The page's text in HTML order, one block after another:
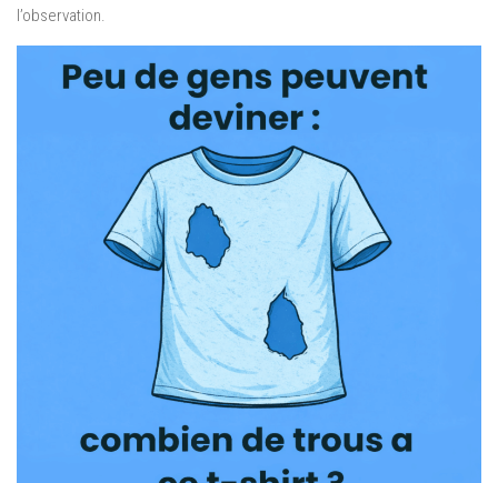
l’observation.